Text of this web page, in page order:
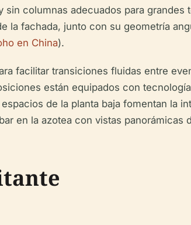
columnas adecuados para
la fachada, junto con su geometría
en China).
facilitar transiciones fluidas entre
están equipados con
de la planta baja fomentan la
en la azotea con vistas panorámicas